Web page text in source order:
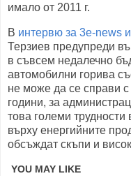
имало от 2011 г.
В интервю за 3e-news
Терзиев предупреди
в съвсем недалечно
автомобилни горива
не може да се справи с
години, за
това големи
върху енергийните
обсъждат скъпи и